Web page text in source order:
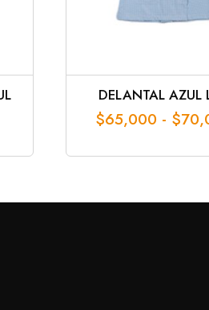
DELANTAL AZUL
$65,000 - $